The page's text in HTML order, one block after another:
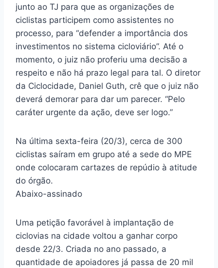
junto ao TJ para que as organizações de
ciclistas participem como assistentes no
processo, para “defender a importância dos
investimentos no sistema cicloviário”. Até o
momento, o juiz não proferiu uma decisão a
respeito e não há prazo legal para tal. O diretor
da Ciclocidade, Daniel Guth, crê que o juiz não
deverá demorar para dar um parecer. “Pelo
caráter urgente da ação, deve ser logo.”
Na última sexta-feira (20/3), cerca de 300
ciclistas saíram em grupo até a sede do MPE
onde colocaram cartazes de repúdio à atitude
do órgão.
Abaixo-assinado
Uma petição favorável à implantação de
ciclovias na cidade voltou a ganhar corpo
desde 22/3. Criada no ano passado, a
quantidade de apoiadores já passa de 20 mil